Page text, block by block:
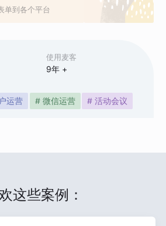
使用麦客
9年 +
运营 # 微信运营 # 活动会议
单到各个平台
这些案例：